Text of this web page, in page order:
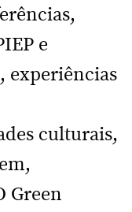
e
experiências
culturais,
Green